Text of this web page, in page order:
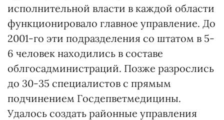
исполнительной власти в каждой области
функционировало главное управление. До
2001-го эти подразделения со штатом в 5-
6 человек находились в составе
облгосадминистраций. Позже разрослись
до 30-35 специалистов с прямым
подчинением Госдепветмедицины.
Удалось создать районные управления